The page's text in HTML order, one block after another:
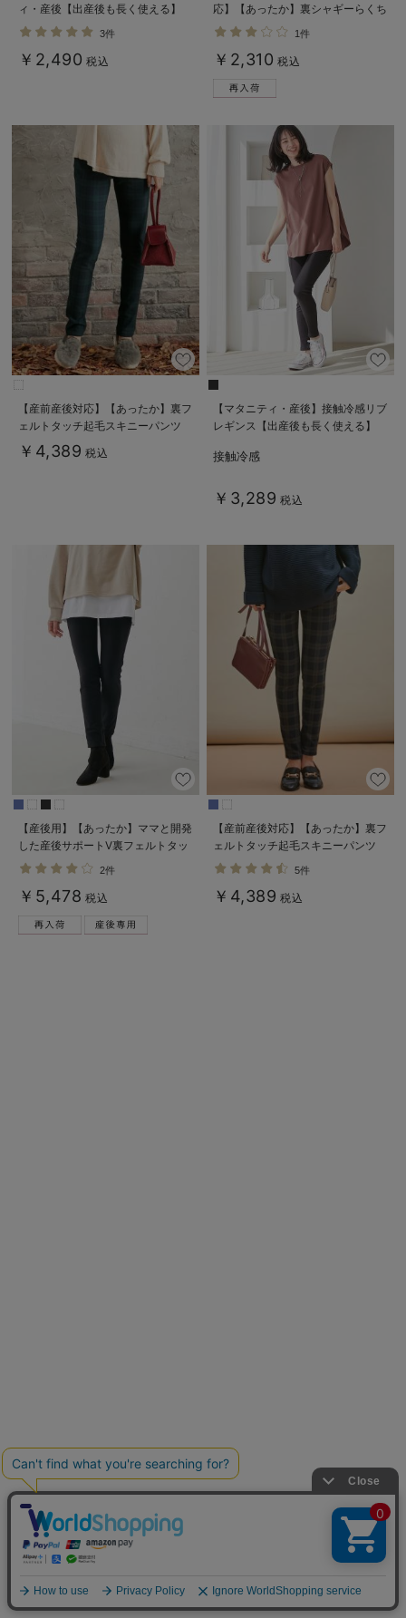
ィ・産後【出産後も長く使える】
3件
￥2,490 税込
応】【あったか】裏シャギーらくち
んレギンスパンツ【出産後も長く使
1件
￥2,310 税込
【産前産後対応】【あったか】裏フ
ェルトタッチ起毛スキニーパンツ
【出産後も長く使える】
￥4,389 税込
【マタニティ・産後】接触冷感リブ
レギンス【出産後も長く使える】
接触冷感
￥3,289 税込
【産後用】【あったか】ママと開発
した産後サポートV裏フェルトタッ
チ起毛スキニーパンツ
2件
￥5,478 税込
【産前産後対応】【あったか】裏フ
ェルトタッチ起毛スキニーパンツ
【出産後も長く使える】
5件
￥4,389 税込